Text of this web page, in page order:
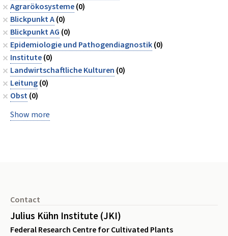
Agrarökosysteme(0)
Blickpunkt A(0)
Blickpunkt AG (0)
Epidemiologie und Pathogendiagnostik(0)
Institute(0)
Landwirtschaftliche Kulturen (0)
Leitung(0)
Obst(0)
Show more
Contact
Julius Kühn Institute (JKI)
Federal Research Centre for Cultivated Plants